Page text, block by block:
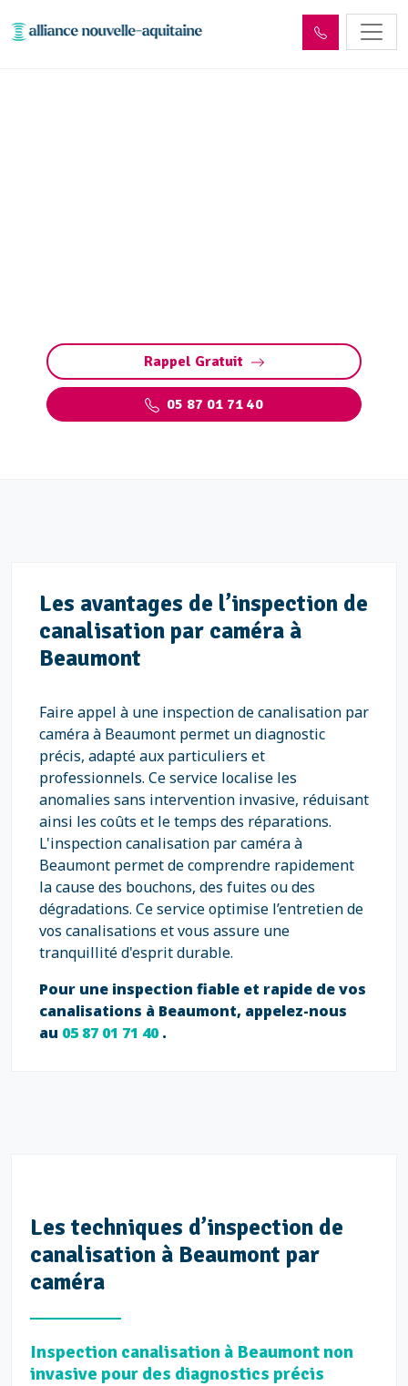
Rappel Gratuit
05 87 01 71 40
Les avantages de l’inspection de
canalisation par caméra à
Beaumont
Faire appel à une inspection de canalisation par
caméra à Beaumont permet un diagnostic
précis, adapté aux particuliers et
professionnels. Ce service localise les
anomalies sans intervention invasive, réduisant
ainsi les coûts et le temps des réparations.
L'inspection canalisation par caméra à
Beaumont permet de comprendre rapidement
la cause des bouchons, des fuites ou des
dégradations. Ce service optimise l’entretien de
vos canalisations et vous assure une
tranquillité d'esprit durable.
Pour une inspection fiable et rapide de vos
canalisations à Beaumont, appelez-nous
au 05 87 01 71 40.
Les techniques d’inspection de
canalisation à Beaumont par
caméra
Inspection canalisation à Beaumont non
invasive pour des diagnostics précis